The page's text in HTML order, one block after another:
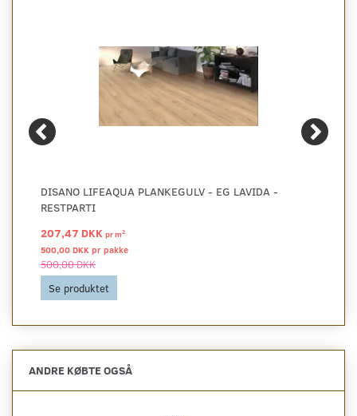
DISANO LIFEAQUA PLANKEGULV - EG LAVIDA -
RESTPARTI
207,47 DKK prm2
500,00 DKK pr pakke
500,00 DKK
Se produktet
ANDRE KØBTE OGSÅ